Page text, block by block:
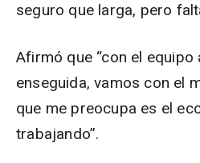
seguro que larga, pero
Afirmó que “con el equipo
enseguida, vamos con el
que me preocupa es el
trabajando”.